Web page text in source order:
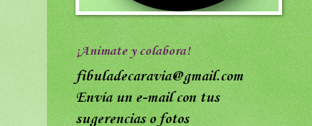
¡Animate y colabora!
fibuladecaravia@gmail.com
Envía un e-mail con tus
sugerencias o fotos